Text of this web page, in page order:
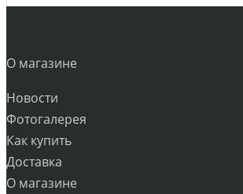
О магазине
Новости
Фотогалерея
Как купить
Доставка
О магазине